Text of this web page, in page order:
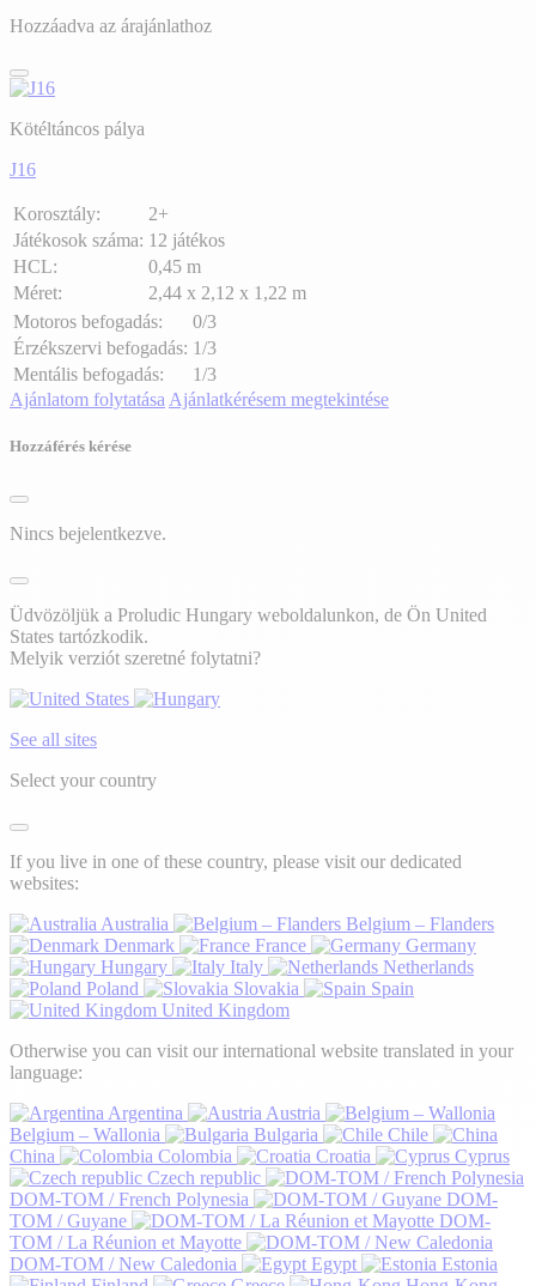
Hozzáadva az árajánlathoz
Kötéltáncos pálya
J16
Korosztály:
2+
Játékosok száma: 12 játékos
HCL:
0,45 m
Méret:
2,44 x 2,12 x 1,22 m
Motoros befogadás:
0/3
Érzékszervi befogadás: 1/3
Mentális befogadás:
1/3
Ajánlatom folytatása Ajánlatkérésem megtekintése
Hozzáférés kérése
Nincs bejelentkezve.
Üdvözöljük a Proludic Hungary weboldalunkon, de Ön United
States tartózkodik.
Melyik verziót szeretné folytatni?
See all sites
Select your country
If you live in one of these country, please visit our dedicated
websites:
Australia
Belgium – Flanders
Denmark
France
Germany
Hungary
Italy
Netherlands
Poland
Slovakia
Spain
United Kingdom
Otherwise you can visit our international website translated in your
language:
Argentina
Austria
Belgium – Wallonia
Bulgaria
Chile
China
Colombia Croatia
Cyprus
Czech republic
DOM-TOM / French Polynesia
DOM-
TOM / Guyane
DOM-
TOM / La Réunion et Mayotte
DOM-TOM / New Caledonia
Egypt
Estonia